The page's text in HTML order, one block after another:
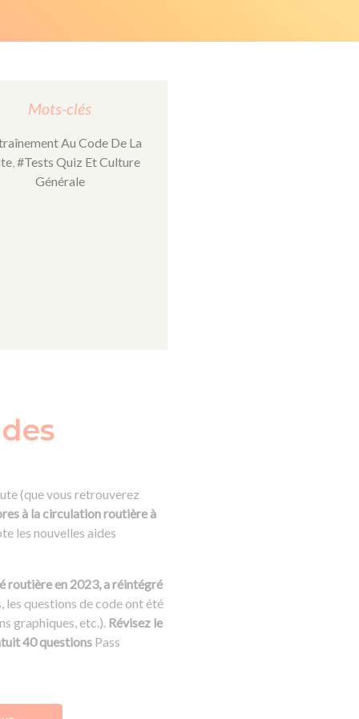
Mots-clés
Au Code De La
,#Tests Quiz Et Culture
Générale
(que vous retrouverez
à la circulation routière à
les nouvelles aides
routière en 2023, a réintégré
les questions de code ont été
graphiques, etc.). Révisez le
40 questions Pass